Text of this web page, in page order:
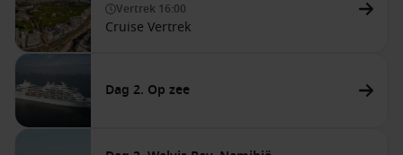
Vertrek 16:00
Cruise Vertrek
Dag 2. Op zee